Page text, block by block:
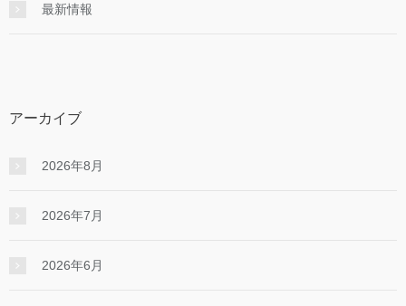
最新情報
アーカイブ
2026年8月
2026年7月
2026年6月